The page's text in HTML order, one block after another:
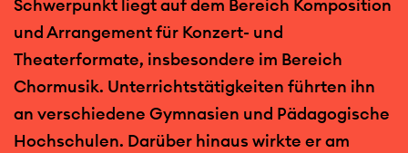
Schwerpunkt liegt auf dem Bereich Komposition
und Arrangement für Konzert- und
Theaterformate, insbesondere im Bereich
Chormusik. Unterrichtstätigkeiten führten ihn
an verschiedene Gymnasien und Pädagogische
Hochschulen. Darüber hinaus wirkte er am